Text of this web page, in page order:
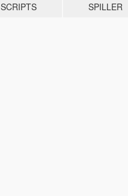
SCRIPTS SPILLER